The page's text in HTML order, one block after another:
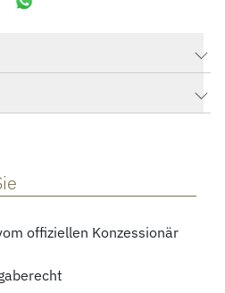
offiziellen Konzessionär